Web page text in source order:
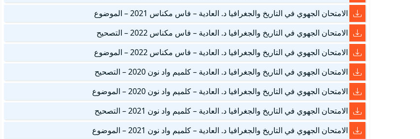
الامتحان الجهوي في التاريخ والجغرافيا د. العادية – فاس مكناس 2021 – الموضوع
الامتحان الجهوي في التاريخ والجغرافيا د. العادية – فاس مكناس 2022 – التصحيح
الامتحان الجهوي في التاريخ والجغرافيا د. العادية – فاس مكناس 2022 – الموضوع
الامتحان الجهوي في التاريخ والجغرافيا د. العادية – كلميم واد نون 2020 – التصحيح
الامتحان الجهوي في التاريخ والجغرافيا د. العادية – كلميم واد نون 2020 – الموضوع
الامتحان الجهوي في التاريخ والجغرافيا د. العادية – كلميم واد نون 2021 – التصحيح
الامتحان الجهوي في التاريخ والجغرافيا د. العادية – كلميم واد نون 2021 – الموضوع